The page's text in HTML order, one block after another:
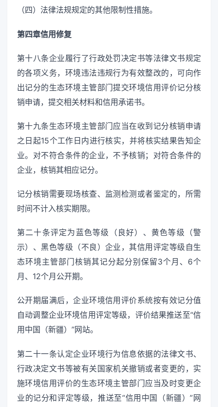
（四）法律法规规定的其他限制性措施。
第四章信用修复
第十八条企业履行了行政处罚决定书等法律文书规定
的各项义务，环境违法违规行为有效整改的，可向作
出记分的生态环境主管部门提交环境信用评价记分核
销申请，提交相关材料和信用承诺书。
第十九条生态环境主管部门应当在收到记分核销申请
之日起15个工作日内进行核实，并将核实结果告知企
业。对不符合条件的企业，不予核销；对符合条件的
企业，核销其相应记分。
记分核销需要现场核查、监测检测或者鉴定的，所需
时间不计入核实期限。
第二十条评定为蓝色等级（良好）、黄色等级（警
示）、黑色等级（不良）企业，其信用评定等级自生
态环境主管部门核销其记分起分别保留3个月、6个
月、12个月公开期。
公开期届满后，企业环境信用评价系统按有效记分值
自动调整企业环境信用评定等级，评价结果推送至“信
用中国（新疆）”网站。
第二十一条认定企业环境行为信息依据的法律文书、
行政决定文书等被有关国家机关撤销或者变更的，实
施环境信用评价的生态环境主管部门应当及时变更企
业的记分和评定等级，推送至“信用中国（新疆）”网